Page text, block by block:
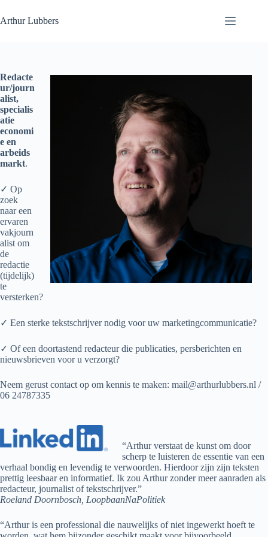
naar
de
Arthur Lubbers
Redacte
ur/journ
alist,
specialis
atie
economi
e en
arbeids
markt.
✓ Op
zoek
naar een
ervaren
vakjourn
alist om
de
redactie
(tijdelijk)
te
versterken?
✓ Een sterke tekstschrijver nodig voor uw marketingcommunicatie?
✓ Of een doortastend redacteur die publicaties, persberichten en
nieuwsbrieven voor u verzorgt?
Neem gerust contact op om kennis te maken: mail@arthurlubbers.nl /
06 24787335
“Arthur verstaat de kunst om door
scherp te luisteren de essentie van een
verhaal bondig en levendig te verwoorden. Hierdoor zijn zijn teksten
prettig leesbaar en informatief. Ik zou Arthur zonder meer aanraden als
redacteur, journalist of tekstschrijver.”
Roeland Doornbosch, LoopbaanNaPolitiek
“Arthur is een professional die nauwelijks of niet ingewerkt hoeft te